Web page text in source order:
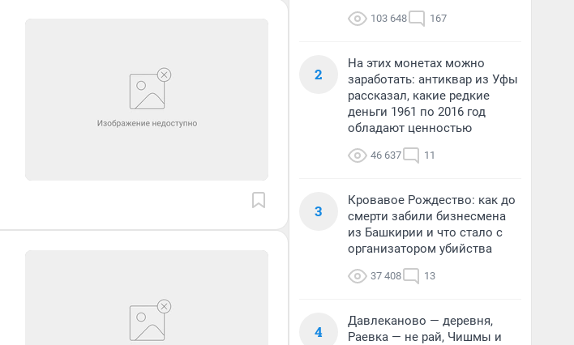
103 648 167
2
На этих монетах можно
заработать: антиквар из Уфы
рассказал, какие редкие
деньги 1961 по 2016 год
обладают ценностью
46 637 11
3
Кровавое Рождество: как до
смерти забили бизнесмена
из Башкирии и что стало с
организатором убийства
37 408 13
4
Давлеканово — деревня,
Раевка — не рай, Чишмы и